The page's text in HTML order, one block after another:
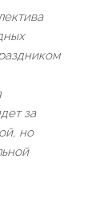
за
но